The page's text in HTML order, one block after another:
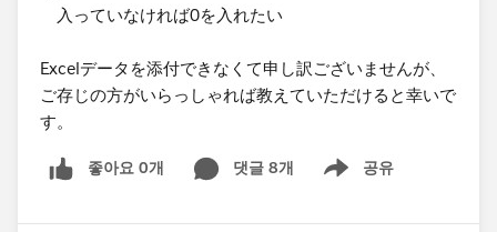
入っていなければ0を入れたい​
​Excelデータを添付できなくて申し訳ございませんが、
ご存じの方がいらっしゃれば教えていただけると幸いで
す。​
좋아요 0개 댓글 8개 공유
Show menu